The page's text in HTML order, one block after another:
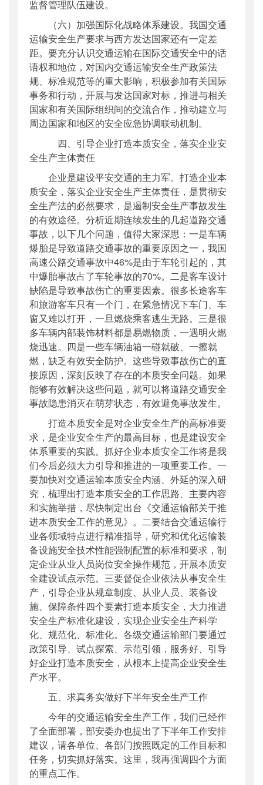
监督管理队伍建设。
（六）加强国际化战略体系建设。我国交通
运输安全生产要求与西方发达国家还有一定差
距。要充分认识交通运输在国际交通安全中的话
语权和地位，对国内交通运输安全生产政策法
规、标准规范等的重大影响，积极参加有关国际
事务和行动，开展与发达国家对标，推进与相关
国家和有关国际组织间的交流合作，推动建立与
周边国家和地区的安全应急协调联动机制。
四、引导企业打造本质安全，落实企业安
全生产主体责任
企业是建设平安交通的主力军。打造企业本
质安全，落实企业安全生产主体责任，是贯彻安
全生产法的必然要求，是遏制安全生产事故发生
的有效途径。分析近期连续发生的几起道路交通
事故，以下几个问题，值得大家深思：一是车辆
爆胎是导致道路交通事故的重要原因之一，我国
高速公路交通事故中46%是由于车轮引起的，其
中爆胎事故占了车轮事故的70%。二是客车设计
缺陷是导致事故伤亡的重要因素。很多长途客车
和旅游客车只有一个门，在紧急情况下车门、车
窗又难以打开，一旦燃烧乘客逃生无路。三是很
多车辆内部装饰材料都是易燃物质，一遇明火燃
烧迅速。四是一些车辆油箱一碰就破、一擦就
燃，缺乏有效安全防护。这些导致事故伤亡的直
接原因，深刻反映了存在的本质安全问题。如果
能够有效解决这些问题，就可以将道路交通安全
事故隐患消灭在萌芽状态，有效避免事故发生。
打造本质安全是对企业安全生产的高标准要
求，是企业安全生产的最高目标，也是建设安全
体系重要的实践。抓好企业本质安全工作将是我
们今后必须大力引导和推进的一项重要工作。一
要加快对交通运输本质安全内涵、外延的深入研
究，梳理出打造本质安全的工作思路、主要内容
和实施举措，尽快制定出台《交通运输部关于推
进本质安全工作的意见》。二要结合交通运输行
业各领域特点进行精准指导，研究和优化运输装
备设施安全技术性能强制配置的标准和要求，制
定企业从业人员岗位安全操作规范，开展本质安
全建设试点示范。三要督促企业依法从事安全生
产，引导企业从规章制度、从业人员、装备设
施、保障条件四个要素打造本质安全，大力推进
安全生产标准化建设，实现企业安全生产科学
化、规范化、标准化。各级交通运输部门要通过
政策引导、试点探索、示范引领，服务好、引导
好企业打造本质安全，从根本上提高企业安全生
产水平。
五、求真务实做好下半年安全生产工作
今年的交通运输安全生产工作，我们已经作
了全面部署，部安委办也提出了下半年工作安排
建议，请各单位、各部门按照既定的工作目标和
任务，切实抓好落实。这里，我再强调四个方面
的重点工作。